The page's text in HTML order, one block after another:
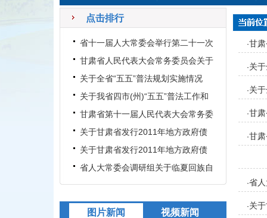
点击排行
省十一届人大常委会举行第二十一次
会议
甘肃省人民代表大会常务委员会关于
进一步加强法制宣传教育的
关于全省“五五”普法规划实施情况
和“六五”普法工作意见的
关于我省四市(州)“五五”普法工作和
《甘肃省人大常委会关于
甘肃省第十一届人民代表大会常务委
员会关于批准发行2011年地
关于甘肃省发行2011年地方政府债
券并相应调整全省及省级财政
关于甘肃省发行2011年地方政府债
券并相应调整全省及省级财政
省人大常委会调研组关于临夏回族自
治州经济社会跨越式发展的
图片新闻 视频新闻
·甘
·关
·关
·甘
名
·甘
·省
·关